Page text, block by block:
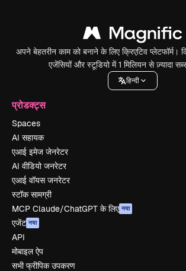
अपने बेहतरीन काम को बनाने के लिए क्रिएटिव प्लेटफॉर्म।
एजेंसियों और स्टूडियो में 1 मिलियन से ज़्यादा
हिन्दी
प्रोडक्ट्स
Spaces
AI सहायक
एआई इमेज जेनरेटर
AI वीडियो जनरेटर
एआई वॉयस जनरेटर
स्टॉक सामग्री
MCP Claude/ChatGPT के लिए नया
एजेंट नया
API
मोबाइल ऐप
सभी फ्रीपिक उपकरण